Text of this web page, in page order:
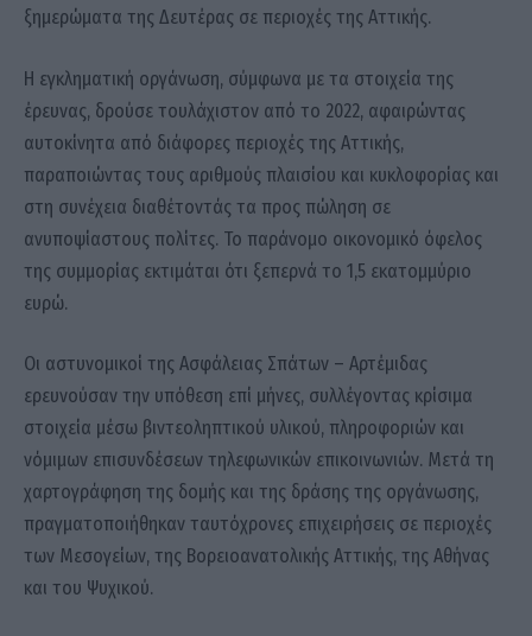
ξημερώματα της Δευτέρας σε περιοχές της Αττικής.
Η εγκληματική οργάνωση, σύμφωνα με τα στοιχεία της
έρευνας, δρούσε τουλάχιστον από το 2022, αφαιρώντας
αυτοκίνητα από διάφορες περιοχές της Αττικής,
παραποιώντας τους αριθμούς πλαισίου και κυκλοφορίας και
στη συνέχεια διαθέτοντάς τα προς πώληση σε
ανυποψίαστους πολίτες. Το παράνομο οικονομικό όφελος
της συμμορίας εκτιμάται ότι ξεπερνά το 1,5 εκατομμύριο
ευρώ.
Οι αστυνομικοί της Ασφάλειας Σπάτων – Αρτέμιδας
ερευνούσαν την υπόθεση επί μήνες, συλλέγοντας κρίσιμα
στοιχεία μέσω βιντεοληπτικού υλικού, πληροφοριών και
νόμιμων επισυνδέσεων τηλεφωνικών επικοινωνιών. Μετά τη
χαρτογράφηση της δομής και της δράσης της οργάνωσης,
πραγματοποιήθηκαν ταυτόχρονες επιχειρήσεις σε περιοχές
των Μεσογείων, της Βορειοανατολικής Αττικής, της Αθήνας
και του Ψυχικού.